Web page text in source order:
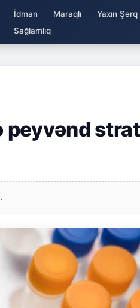
İdman Maraqlı Yaxın Şərq
Sağlamlıq
peyvənd